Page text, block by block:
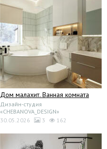
Дом малахит. Ванная комната
Дизайн-студия
«CHEBANOVA_DESIGN»
30.05.2026
3 162